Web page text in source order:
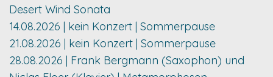
Desert Wind Sonata
14.08.2026 | kein Konzert | Sommerpause
21.08.2026 | kein Konzert | Sommerpause
28.08.2026 | Frank Bergmann (Saxophon) und